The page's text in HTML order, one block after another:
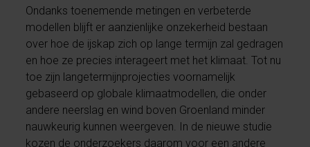
Ondanks toenemende metingen en verbeterde
modellen blijft er aanzienlijke onzekerheid bestaan
over hoe de ijskap zich op lange termijn zal gedragen
en hoe ze precies interageert met het klimaat. Tot nu
toe zijn langetermijnprojecties voornamelijk
gebaseerd op globale klimaatmodellen, die onder
andere neerslag en wind boven Groenland minder
nauwkeurig kunnen weergeven. In de nieuwe studie
kozen de onderzoekers daarom voor een andere